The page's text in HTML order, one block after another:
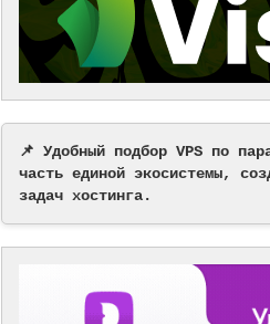
📌 Удобный подбор VPS по
часть единой экосистемы,
задач хостинга.